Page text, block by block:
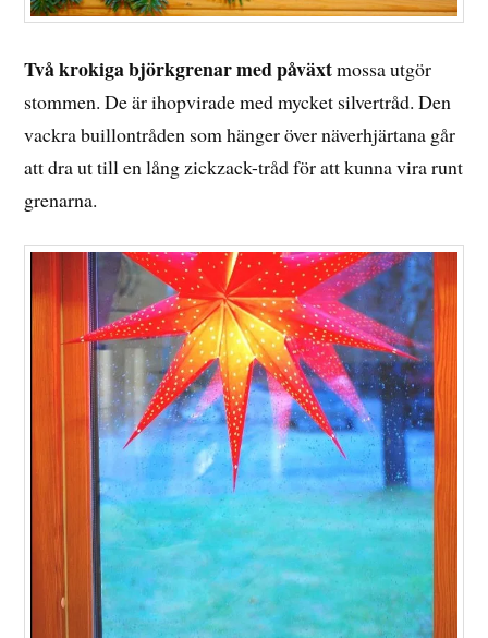
Två krokiga björkgrenar med påväxtmossa utgör
stommen. De är ihopvirade med mycket silvertråd. Den
vackra buillontråden som hänger över näverhjärtana går
att dra ut till en lång zickzack-tråd för att kunna vira runt
grenarna.